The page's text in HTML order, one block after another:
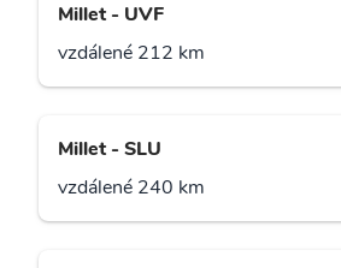
Millet - UVF
vzdálené 212 km
Millet - SLU
vzdálené 240 km